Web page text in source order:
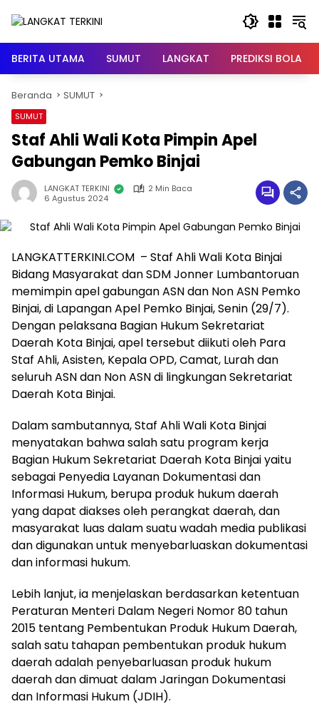
BERITA UTAMA
SUMUT LANGKAT PREDIKSI BOLA
Beranda SUMUT
SUMUT
Staf Ahli Wali Kota Pimpin Apel
Gabungan Pemko Binjai
LANGKAT TERKINI
2 Min Baca
6 Agustus 2024
LANGKATTERKINI.COM – Staf Ahli Wali Kota Binjai
Bidang Masyarakat dan SDM Jonner Lumbantoruan
memimpin apel gabungan ASN dan Non ASN Pemko
Binjai, di Lapangan Apel Pemko Binjai, Senin (29/7).
Dengan pelaksana Bagian Hukum Sekretariat
Daerah Kota Binjai, apel tersebut diikuti oleh Para
Staf Ahli, Asisten, Kepala OPD, Camat, Lurah dan
seluruh ASN dan Non ASN di lingkungan Sekretariat
Daerah Kota Binjai.
Dalam sambutannya, Staf Ahli Wali Kota Binjai
menyatakan bahwa salah satu program kerja
Bagian Hukum Sekretariat Daerah Kota Binjai yaitu
sebagai Penyedia Layanan Dokumentasi dan
Informasi Hukum, berupa produk hukum daerah
yang dapat diakses oleh perangkat daerah, dan
masyarakat luas dalam suatu wadah media publikasi
dan digunakan untuk menyebarluaskan dokumentasi
dan informasi hukum.
Lebih lanjut, ia menjelaskan berdasarkan ketentuan
Peraturan Menteri Dalam Negeri Nomor 80 tahun
2015 tentang Pembentukan Produk Hukum Daerah,
salah satu tahapan pembentukan produk hukum
daerah adalah penyebarluasan produk hukum
daerah dan dimuat dalam Jaringan Dokumentasi
dan Informasi Hukum (JDIH).